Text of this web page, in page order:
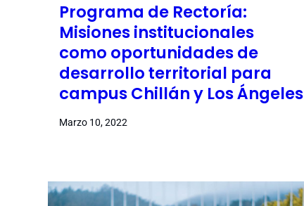
Programa de Rectoría:
Misiones institucionales
como oportunidades de
desarrollo territorial para
campus Chillán y Los Ángeles
Marzo 10, 2022